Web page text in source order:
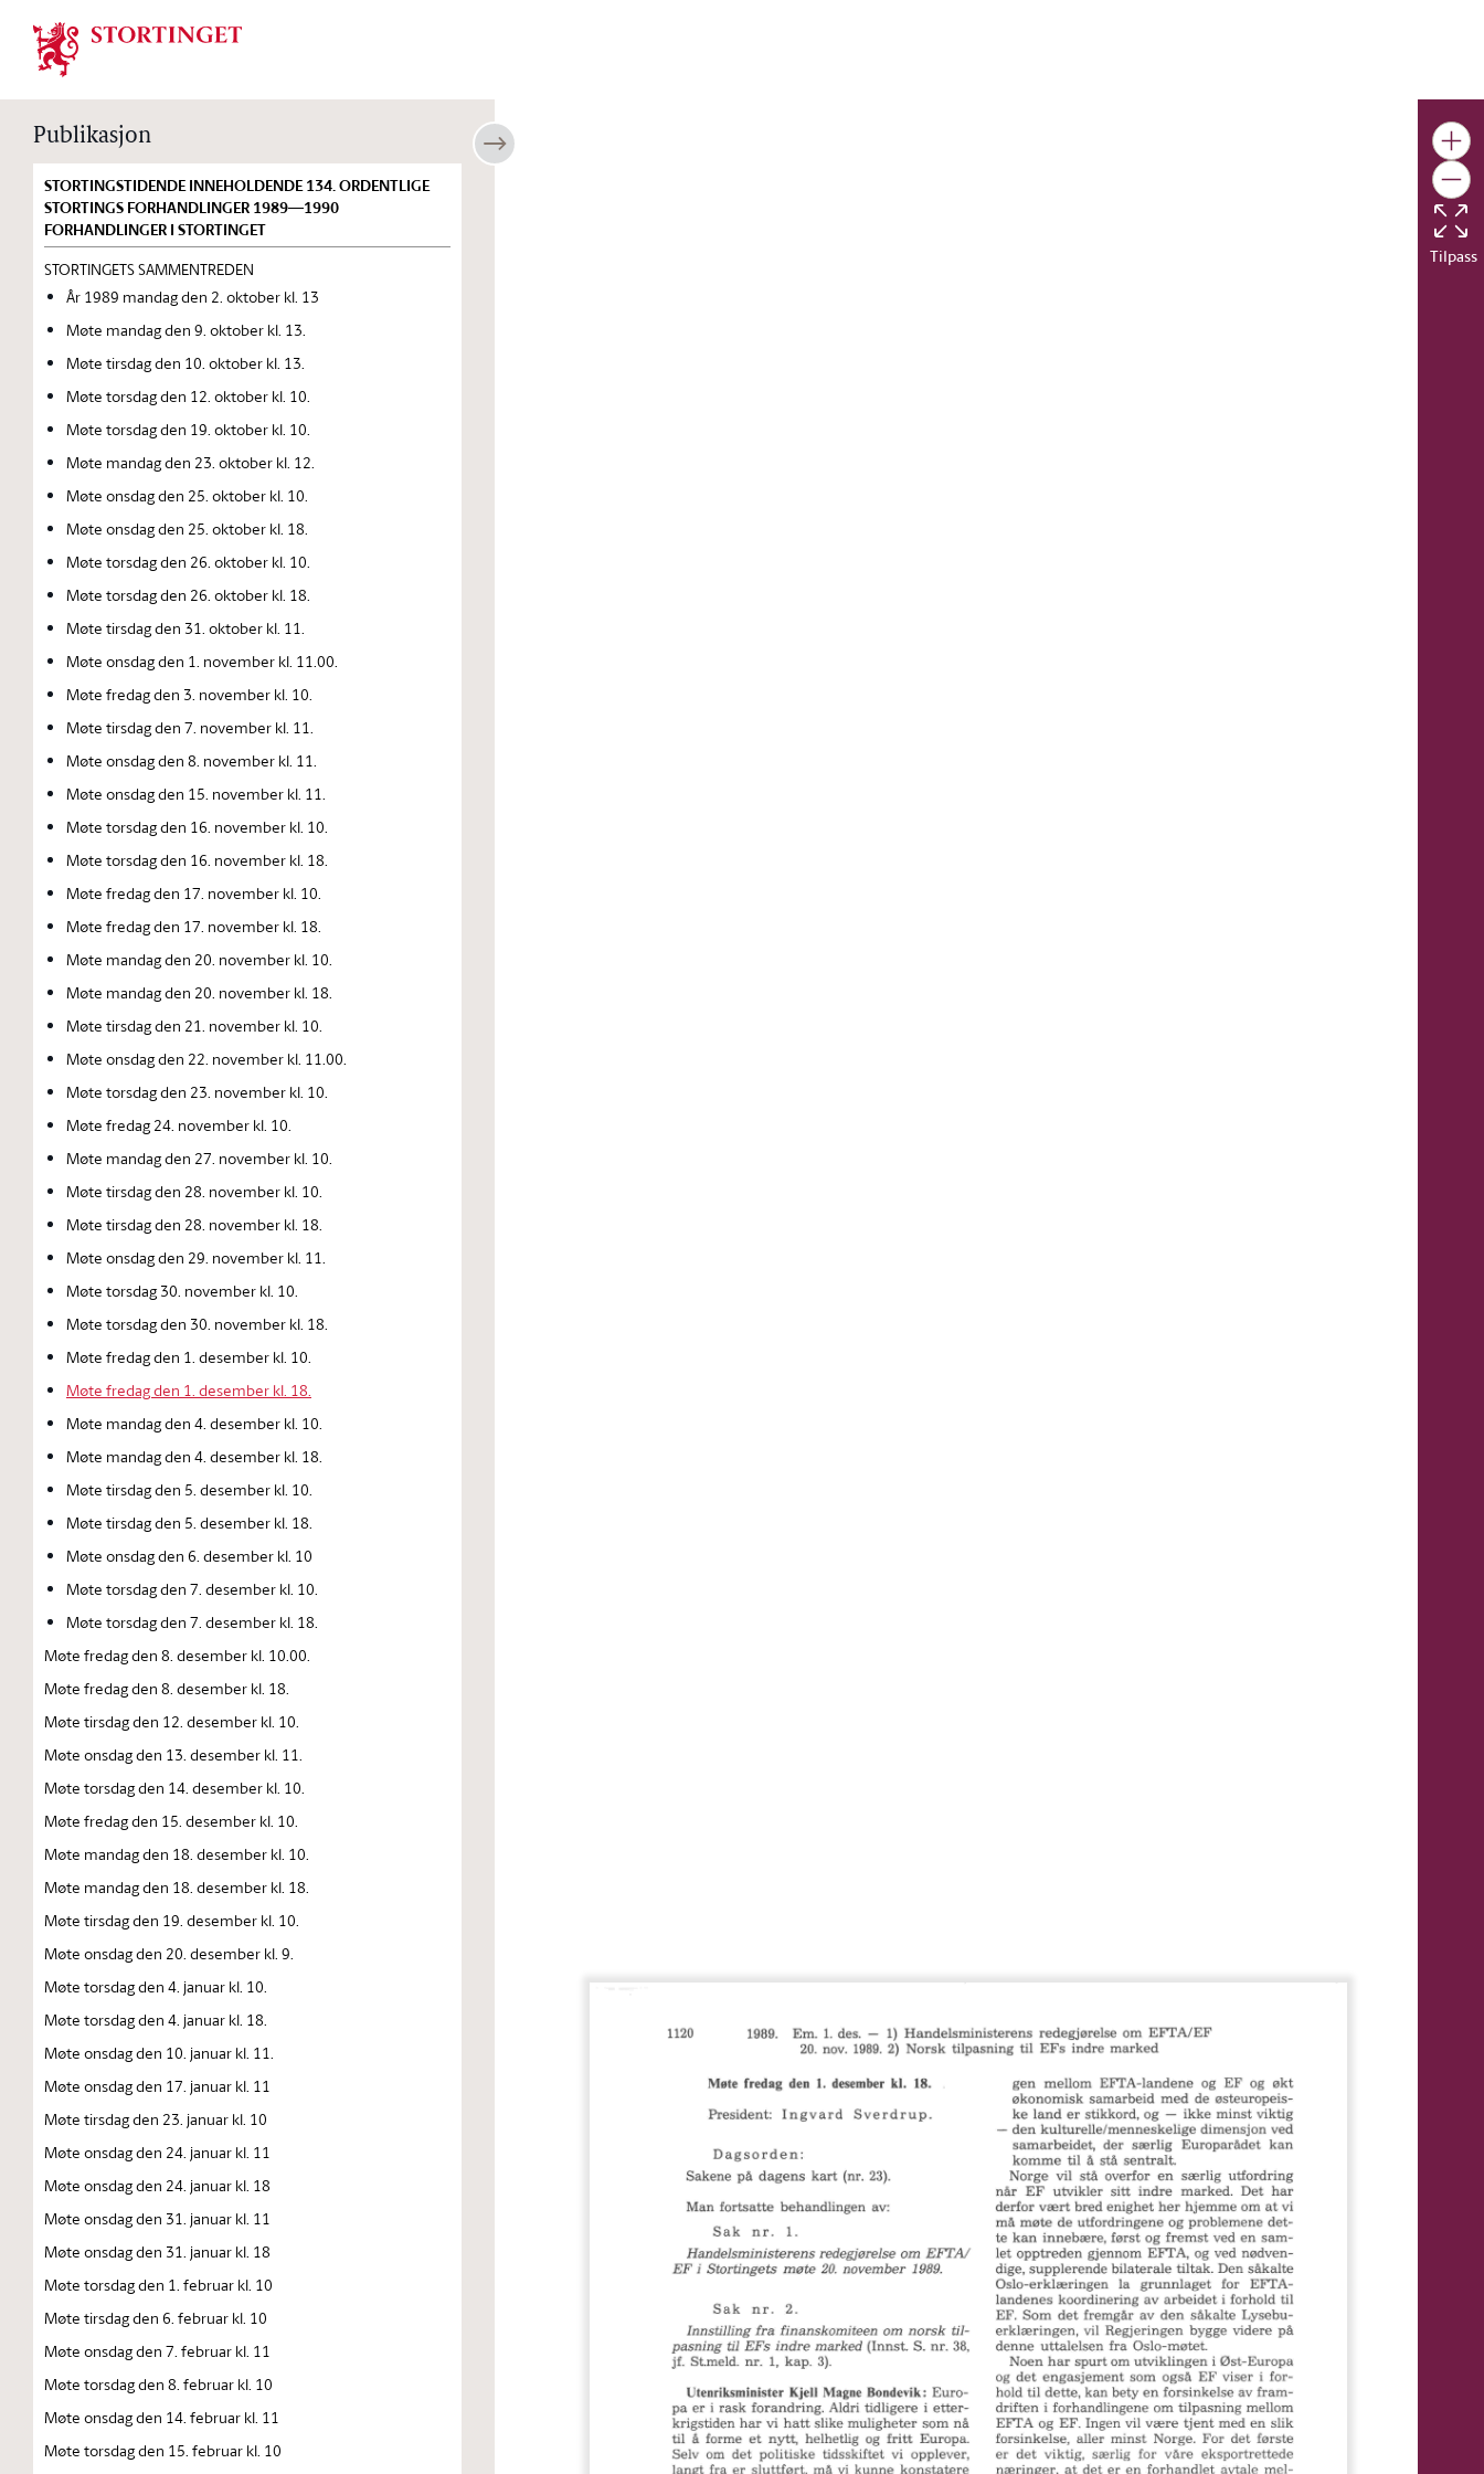
Stortinget.no
Publikasjon
STORTINGSTIDENDE INNEHOLDENDE 134. ORDENTLIGE
STORTINGS FORHANDLINGER 1989—1990
FORHANDLINGER I STORTINGET
STORTINGETS SAMMENTREDEN
År 1989 mandag den 2. oktober kl. 13
Møte mandag den 9. oktober kl. 13.
Møte tirsdag den 10. oktober kl. 13.
Møte torsdag den 12. oktober kl. 10.
Møte torsdag den 19. oktober kl. 10.
Møte mandag den 23. oktober kl. 12.
Møte onsdag den 25. oktober kl. 10.
Møte onsdag den 25. oktober kl. 18.
Møte torsdag den 26. oktober kl. 10.
Møte torsdag den 26. oktober kl. 18.
Møte tirsdag den 31. oktober kl. 11.
Møte onsdag den 1. november kl. 11.00.
Møte fredag den 3. november kl. 10.
Møte tirsdag den 7. november kl. 11.
Møte onsdag den 8. november kl. 11.
Møte onsdag den 15. november kl. 11.
Møte torsdag den 16. november kl. 10.
Møte torsdag den 16. november kl. 18.
Møte fredag den 17. november kl. 10.
Møte fredag den 17. november kl. 18.
Møte mandag den 20. november kl. 10.
Møte mandag den 20. november kl. 18.
Møte tirsdag den 21. november kl. 10.
Møte onsdag den 22. november kl. 11.00.
Møte torsdag den 23. november kl. 10.
Møte fredag 24. november kl. 10.
Møte mandag den 27. november kl. 10.
Møte tirsdag den 28. november kl. 10.
Møte tirsdag den 28. november kl. 18.
Møte onsdag den 29. november kl. 11.
Møte torsdag 30. november kl. 10.
Møte torsdag den 30. november kl. 18.
Møte fredag den 1. desember kl. 10.
Møte fredag den 1. desember kl. 18.
Møte mandag den 4. desember kl. 10.
Møte mandag den 4. desember kl. 18.
Møte tirsdag den 5. desember kl. 10.
Møte tirsdag den 5. desember kl. 18.
Møte onsdag den 6. desember kl. 10
Møte torsdag den 7. desember kl. 10.
Møte torsdag den 7. desember kl. 18.
Møte fredag den 8. desember kl. 10.00.
Møte fredag den 8. desember kl. 18.
Møte tirsdag den 12. desember kl. 10.
Møte onsdag den 13. desember kl. 11.
Møte torsdag den 14. desember kl. 10.
Møte fredag den 15. desember kl. 10.
Møte mandag den 18. desember kl. 10.
Møte mandag den 18. desember kl. 18.
Møte tirsdag den 19. desember kl. 10.
Møte onsdag den 20. desember kl. 9.
Møte torsdag den 4. januar kl. 10.
Møte torsdag den 4. januar kl. 18.
Møte onsdag den 10. januar kl. 11.
Møte onsdag den 17. januar kl. 11
Møte tirsdag den 23. januar kl. 10
Møte onsdag den 24. januar kl. 11
Møte onsdag den 24. januar kl. 18
Møte onsdag den 31. januar kl. 11
Møte onsdag den 31. januar kl. 18
Møte torsdag den 1. februar kl. 10
Møte tirsdag den 6. februar kl. 10
Møte onsdag den 7. februar kl. 11
Møte torsdag den 8. februar kl. 10
Møte onsdag den 14. februar kl. 11
Møte torsdag den 15. februar kl. 10